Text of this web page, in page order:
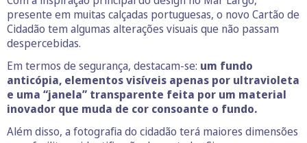
presente em muitas calçadas portuguesas, o novo Cartão de
Cidadão tem algumas alterações visuais que não passam
despercebidas.
Em termos de segurança, destacam-se: um fundo
anticópia, elementos visíveis apenas por ultravioleta
e uma “janela” transparente feita por um material
inovador que muda de cor consoante o fundo.
Além disso, a fotografia do cidadão terá maiores dimensões